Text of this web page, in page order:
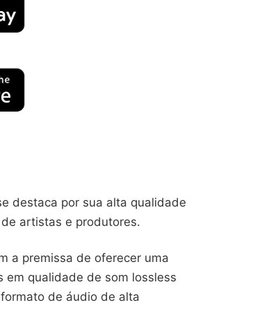
destaca por sua alta qualidade
artistas e produtores.
a premissa de oferecer uma
em qualidade de som lossless
de áudio de alta